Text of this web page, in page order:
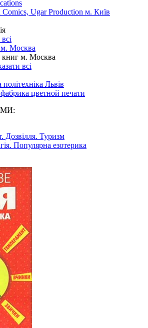
Comics, Ugar Production м. Київ
Москва
книг м. Москва
всі
політехніка Львів
цветной печати
Дозвілля. Туризм
Популярна езотерика